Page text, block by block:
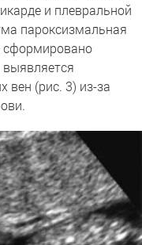
и плевральной
пароксизмальная
сформировано
вен (рис. 3) из-за